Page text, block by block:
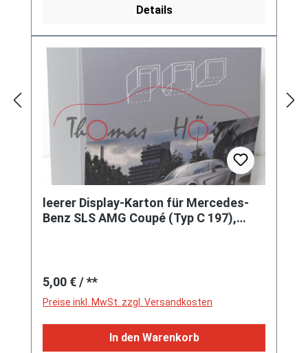
Details
leerer Display-Karton für Mercedes-
Benz SLS AMG Coupé (Typ C 197),
Regulärer Preis:
5,00 €/ **
Preise inkl. MwSt. zzgl. Versandkosten
In den Warenkorb